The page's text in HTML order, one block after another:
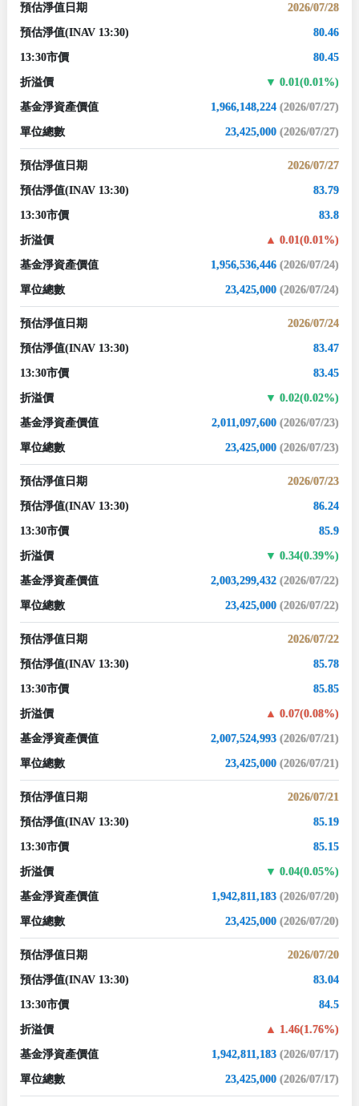
預估淨值日期 2026/07/28
預估淨值(INAV 13:30) 80.46
13:30市價 80.45
折溢價 0.01(0.01%)
基金淨資產價值 1,966,148,224 (2026/07/27)
單位總數 23,425,000 (2026/07/27)
預估淨值日期 2026/07/27
預估淨值(INAV 13:30) 83.79
13:30市價 83.8
折溢價 0.01(0.01%)
基金淨資產價值 1,956,536,446 (2026/07/24)
單位總數 23,425,000 (2026/07/24)
預估淨值日期 2026/07/24
預估淨值(INAV 13:30) 83.47
13:30市價 83.45
折溢價 0.02(0.02%)
基金淨資產價值 2,011,097,600 (2026/07/23)
單位總數 23,425,000 (2026/07/23)
預估淨值日期 2026/07/23
預估淨值(INAV 13:30) 86.24
13:30市價 85.9
折溢價 0.34(0.39%)
基金淨資產價值 2,003,299,432 (2026/07/22)
單位總數 23,425,000 (2026/07/22)
預估淨值日期 2026/07/22
預估淨值(INAV 13:30) 85.78
13:30市價 85.85
折溢價 0.07(0.08%)
基金淨資產價值 2,007,524,993 (2026/07/21)
單位總數 23,425,000 (2026/07/21)
預估淨值日期 2026/07/21
預估淨值(INAV 13:30) 85.19
13:30市價 85.15
折溢價 0.04(0.05%)
基金淨資產價值 1,942,811,183 (2026/07/20)
單位總數 23,425,000 (2026/07/20)
預估淨值日期 2026/07/20
預估淨值(INAV 13:30) 83.04
13:30市價 84.5
折溢價 1.46(1.76%)
基金淨資產價值 1,942,811,183 (2026/07/17)
單位總數 23,425,000 (2026/07/17)